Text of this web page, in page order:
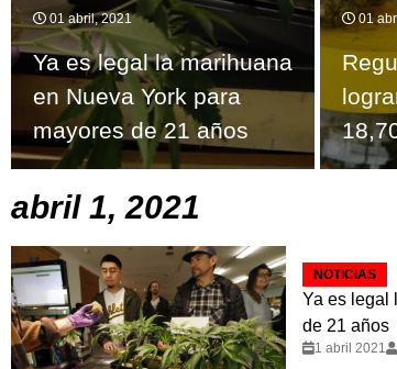
01 abril, 2021
Ya es legal la marihuana
en Nueva York para
mayores de 21 años
01
abril 1, 2021
NOTICIAS
Ya es legal
de 21 años
1 abril 2021